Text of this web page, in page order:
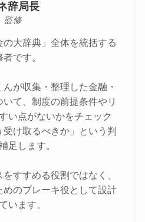
辞局長
監修
大辞典」全体を統括する
者です。
が収集・整理した金融・
て、制度の前提条件やリ
い点がないかをチェック
受け取るべきか」という判
足します。
すすめる役割ではなく、
のブレーキ役として設計
います。